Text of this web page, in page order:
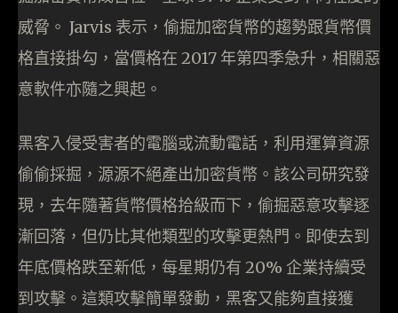
威脅。 Jarvis 表示，偷掘加密貨幣的趨勢跟貨幣價
格直接掛勾，當價格在 2017 年第四季急升，相關惡
意軟件亦隨之興起。
黑客入侵受害者的電腦或流動電話，利用運算資源
偷偷採掘，源源不絕產出加密貨幣。該公司研究發
現，去年隨著貨幣價格拾級而下，偷掘惡意攻擊逐
漸回落，但仍比其他類型的攻擊更熱門。即使去到
年底價格跌至新低，每星期仍有 20% 企業持續受
到攻擊。這類攻擊簡單發動，黑客又能夠直接獲